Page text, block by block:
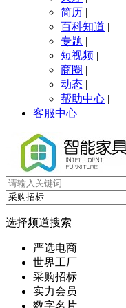
简历 |
百科知道 |
专题 |
短视频 |
商圈 |
动态 |
帮助中心 |
客服中心
选择频道搜索
严选电商
世界工厂
采购招标
实力会员
数字名片